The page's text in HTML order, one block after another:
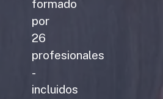
formado
por
26
profesionales
-
incluidos